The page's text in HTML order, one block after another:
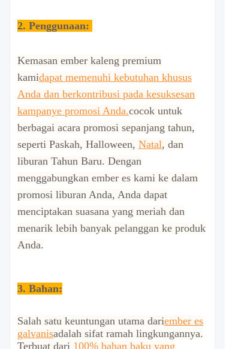
2. Penggunaan:
Kemasan ember kaleng premium
kamidapat memenuhi kebutuhan khusus
Anda dan berkontribusi pada kesuksesan
kampanye promosi Anda.cocok untuk
berbagai acara promosi sepanjang tahun,
seperti Paskah, Halloween, Natal, dan
liburan Tahun Baru. Dengan
menggabungkan ember es kami ke dalam
promosi liburan Anda, Anda dapat
menciptakan suasana yang meriah dan
menarik lebih banyak pelanggan ke produk
Anda.
3. Bahan:
Salah satu keuntungan utama dariember es
galvanisadalah sifat ramah lingkungannya.
Terbuat dari 100% bahan baku yang